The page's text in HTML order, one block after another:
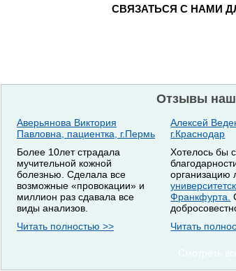
СВЯЗАТЬСЯ С НАМИ
Отзывы
Аверьянова Виктория
Павловна, пациентка, г.Пермь
Более 10лет страдала
мучительной кожной
болезнью. Сделала все
возможные «провокации» и
миллион раз сдавала все
виды анализов.
Читать полностью >>
Алексей
г.Краснодар
Хотелось бы
организацию
Франкфурта.
Читать